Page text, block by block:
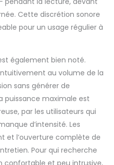
télévision. Convient à
la famille, c'est
cadeau parfait
ou toute
spéciale.
fiable : chez
nous nous
de votre
d'esprit.
Nos produits
d'une
européenne,
leur
Nos produits
Cette discrétion sonore
pour un usage régulier à
également bien noté.
au volume de la
sans générer de
puissance maximale est
par les utilisateurs qui
d’intensité. Les
et l’ouverture complète de
Pour qui recherche